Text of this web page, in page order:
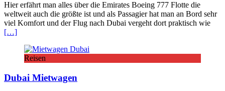
Hier erfährt man alles über die Emirates Boeing 777 Flotte die
weltweit auch die größte ist und als Passagier hat man an Bord sehr
viel Komfort und der Flug nach Dubai vergeht dort praktisch wie
[…]
Reisen
Dubai Mietwagen